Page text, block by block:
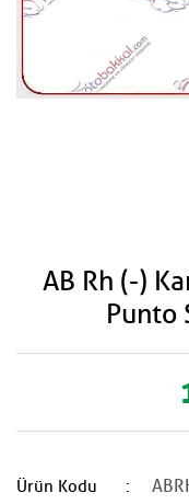
AB Rh (-)
Punto
Ürün Kodu